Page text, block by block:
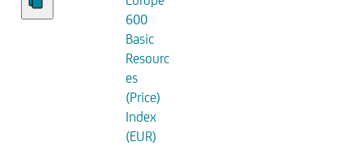
600
Basic
Resourc
es
(Price)
Index
(EUR)